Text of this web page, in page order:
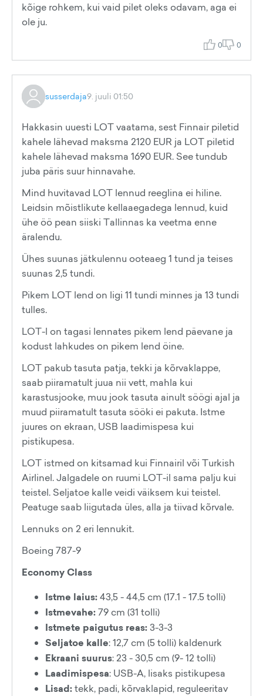
kõige rohkem, kui vaid pilet oleks odavam, aga ei
ole ju.
0 0
susserdaja9. juuli 01:50
Hakkasin uuesti LOT vaatama, sest Finnair piletid
kahele lähevad maksma 2120 EUR ja LOT piletid
kahele lähevad maksma 1690 EUR. See tundub
juba päris suur hinnavahe.
Mind huvitavad LOT lennud reeglina ei hiline.
Leidsin mõistlikute kellaaegadega lennud, kuid
ühe öö pean siiski Tallinnas ka veetma enne
äralendu.
Ühes suunas jätkulennu ooteaeg 1 tund ja teises
suunas 2,5 tundi.
Pikem LOT lend on ligi 11 tundi minnes ja 13 tundi
tulles.
LOT-l on tagasi lennates pikem lend päevane ja
kodust lahkudes on pikem lend öine.
LOT pakub tasuta patja, tekki ja kõrvaklappe,
saab piiramatult juua nii vett, mahla kui
karastusjooke, muu jook tasuta ainult söögi ajal ja
muud piiramatult tasuta sööki ei pakuta. Istme
juures on ekraan, USB laadimispesa kui
pistikupesa.
LOT istmed on kitsamad kui Finnairil või Turkish
Airlinel. Jalgadele on ruumi LOT-il sama palju kui
teistel. Seljatoe kalle veidi väiksem kui teistel.
Peatuge saab liigutada üles, alla ja tiivad kõrvale.
Lennuks on 2 eri lennukit.
Boeing 787-9
Economy Class
Istme laius:43,5 - 44,5 cm (17.1 - 17.5 tolli)
Istmevahe:79 cm (31 tolli)
Istmete paigutus reas:3-3-3
Seljatoe kalle: 12,7 cm (5 tolli) kaldenurk
Ekraani suurus: 23 - 30,5 cm (9- 12 tolli)
Laadimispesa: USB-A, lisaks pistikupesa
Lisad:tekk, padi, kõrvaklapid, reguleeritav